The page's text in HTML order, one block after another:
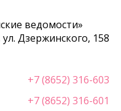
ведомости»
ул. Дзержинского, 158
+7 (8652) 316-603
+7 (8652) 316-601